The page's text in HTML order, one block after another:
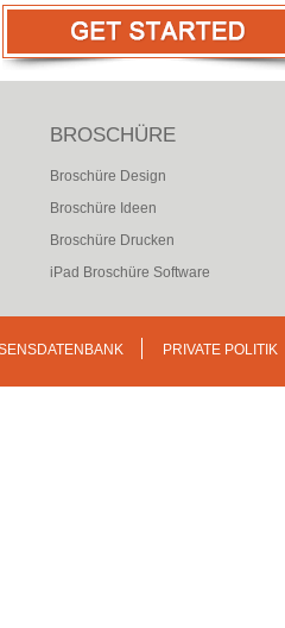
BROSCHÜRE
Broschüre Design
Broschüre Ideen
Broschüre Drucken
iPad Broschüre Software
PRIVATE POLITIK